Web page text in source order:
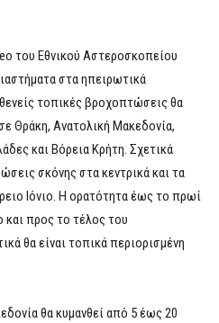
του Εθνικού Αστεροσκοπείου
στα ηπειρωτικά
τοπικές βροχοπτώσεις θα
Θράκη, Ανατολική Μακεδονία,
και Βόρεια Κρήτη. Σχετικά
σκόνης στα κεντρικά και τα
Ιόνιο. Η ορατότητα έως το πρωί
και προς το τέλος του
θα είναι τοπικά περιορισμένη
θα κυμανθεί από 5 έως 20